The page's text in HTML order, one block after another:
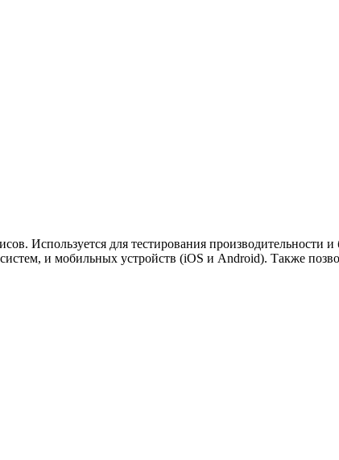
Используется для тестирования производительности и
и мобильных устройств (iOS и Android). Также